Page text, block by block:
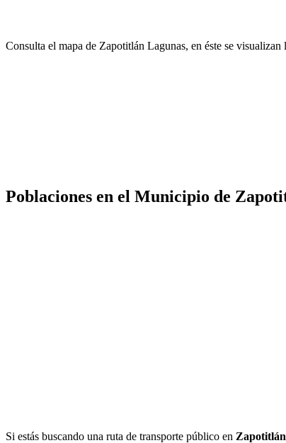
Consulta el mapa de Zapotitlán Lagunas, en éste se visualizan
Poblaciones en el Municipio de
Si estás buscando una ruta de transporte público en